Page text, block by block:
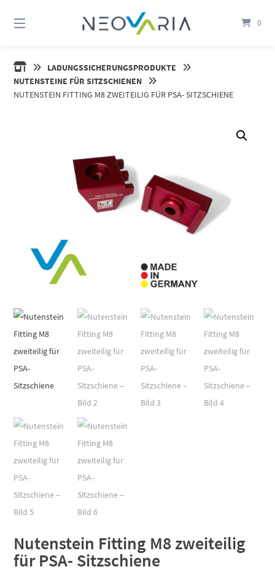
zum
Inhalt
0
NEOVARIA-
SHOP
LADUNGSSICHERUNGSPRODUKTE
NUTENSTEINE FÜR SITZSCHIENEN
NUTENSTEIN FITTING M8 ZWEITEILIG FÜR PSA- SITZSCHIENE
Nutenstein Fitting M8 zweiteilig
für PSA- Sitzschiene